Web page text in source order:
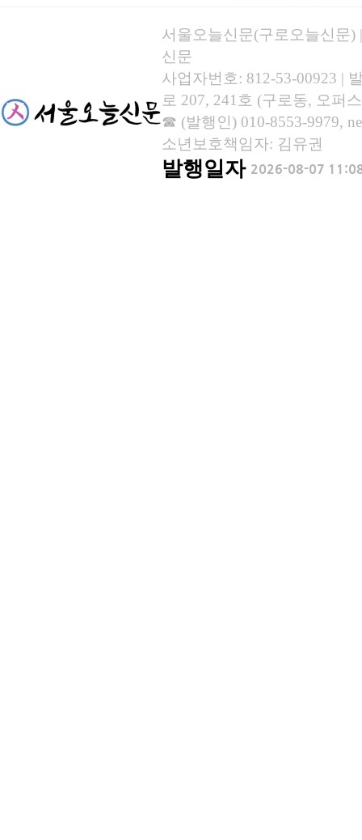
서울오늘신문(구로오늘신문)
신문
사업자번호: 812-53-00923 |
로 207, 241호 (구로동, 오퍼
☎ (발행인) 010-8553-9979,
소년보호책임자: 김유권
발행일자